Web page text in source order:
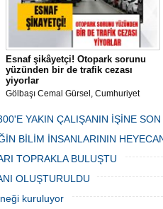
Esnaf şikâyetçi! Otopark sorunu
yüzünden bir de trafik cezası
yiyorlar
Gölbaşı Cemal Gürsel, Cumhuriyet
bulunan esnaf ve alışverişe gelen
vatandaşlar park cezaları yüzünden
canından bezdi.
YAKIN ÇALIŞANIN İŞİNE
BİLİM İNSANLARININ
TOPRAKLA BULUŞTU
OLUŞTURULDU
kuruluyor